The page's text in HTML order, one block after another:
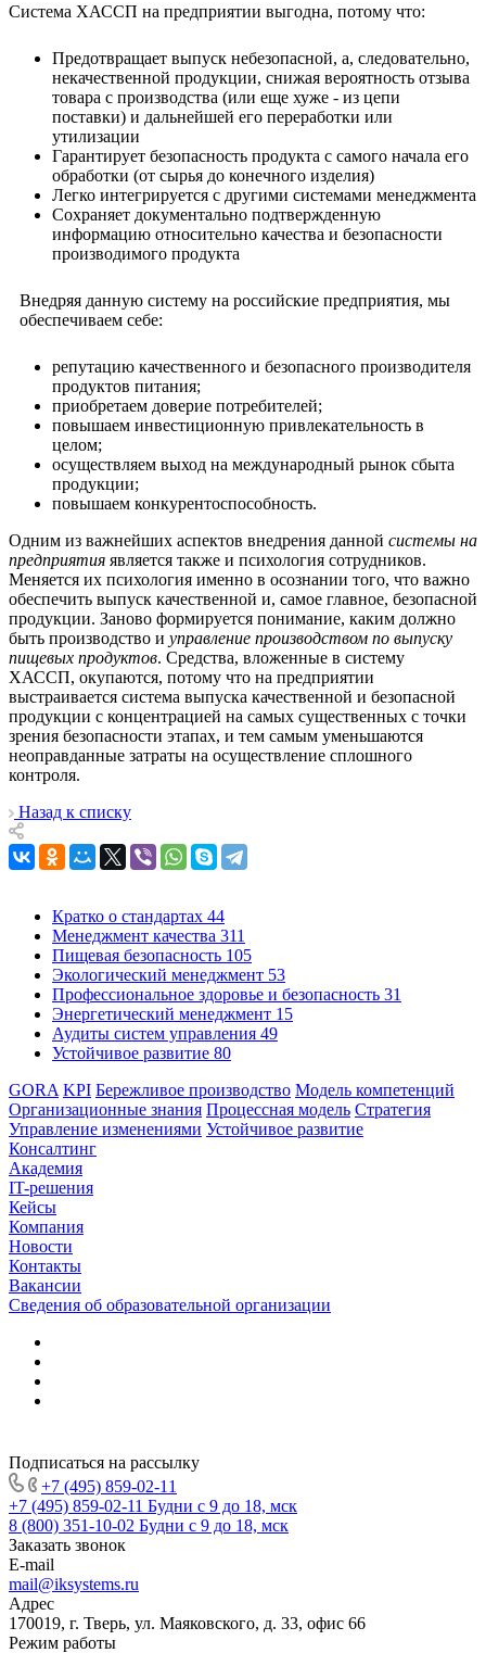
Система ХАССП на предприятии выгодна, потому что:
Предотвращает выпуск небезопасной, а, следовательно,
некачественной продукции, снижая вероятность отзыва
товара с производства (или еще хуже - из цепи
поставки) и дальнейшей его переработки или
утилизации
Гарантирует безопасность продукта с самого начала его
обработки (от сырья до конечного изделия)
Легко интегрируется с другими системами менеджмента
Сохраняет документально подтвержденную
информацию относительно качества и безопасности
производимого продукта
Внедряя данную систему на российские предприятия, мы
обеспечиваем себе:
репутацию качественного и безопасного производителя
продуктов питания;
приобретаем доверие потребителей;
повышаем инвестиционную привлекательность в
целом;
осуществляем выход на международный рынок сбыта
продукции;
повышаем конкурентоспособность.
Одним из важнейших аспектов внедрения данной системы на
предприятия является также и психология сотрудников.
Меняется их психология именно в осознании того, что важно
обеспечить выпуск качественной и, самое главное, безопасной
продукции. Заново формируется понимание, каким должно
быть производство и управление производством по выпуску
пищевых продуктов. Средства, вложенные в систему
ХАССП, окупаются, потому что на предприятии
выстраивается система выпуска качественной и безопасной
продукции с концентрацией на самых существенных с точки
зрения безопасности этапах, и тем самым уменьшаются
неоправданные затраты на осуществление сплошного
контроля.
Назад к списку
Кратко о стандартах 44
Менеджмент качества 311
Пищевая безопасность 105
Экологический менеджмент 53
Профессиональное здоровье и безопасность 31
Энергетический менеджмент 15
Аудиты систем управления 49
Устойчивое развитие 80
GORA KPI Бережливое производство Модель компетенций
Организационные знания Процессная модель Стратегия
Управление изменениями Устойчивое развитие
Консалтинг
Академия
IT-решения
Кейсы
Компания
Новости
Контакты
Вакансии
Сведения об образовательной организации
Подписаться на рассылку
+7 (495) 859-02-11
+7 (495) 859-02-11 Будни с 9 до 18, мск
8 (800) 351-10-02 Будни с 9 до 18, мск
Заказать звонок
E-mail
mail@iksystems.ru
Адрес
170019, г. Тверь, ул. Маяковского, д. 33, офис 66
Режим работы